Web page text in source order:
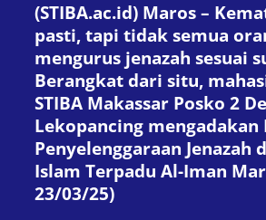
(STIBA.ac.id) Maros –
pasti, tapi tidak semua
mengurus jenazah sesuai
Berangkat dari situ,
STIBA Makassar Posko 2
Lekopancing mengadakan
Penyelenggaraan Jenazah
Islam Terpadu Al-Iman
23/03/25)